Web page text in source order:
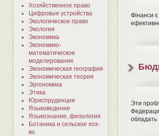
Хозяйственное право
Цифровые устройства
Экологическое право
Экология
Экономика
Экономико-
математическое
моделирование
Экономическая география
Экономическая теория
Эргономика
Этика
Юриспруденция
Языковедение
Языкознание, филология
Ботаника и сельское хоз-
во
Фінанси
Эти
обладать